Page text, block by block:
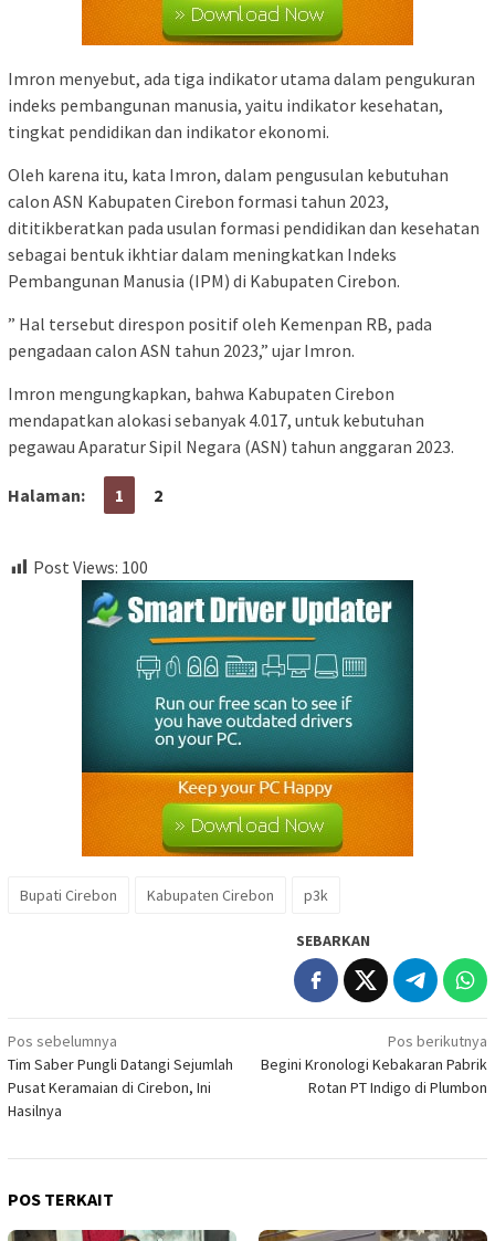
Imron menyebut, ada tiga indikator utama dalam pengukuran
indeks pembangunan manusia, yaitu indikator kesehatan,
tingkat pendidikan dan indikator ekonomi.
Oleh karena itu, kata Imron, dalam pengusulan kebutuhan
calon ASN Kabupaten Cirebon formasi tahun 2023,
dititikberatkan pada usulan formasi pendidikan dan kesehatan
sebagai bentuk ikhtiar dalam meningkatkan Indeks
Pembangunan Manusia (IPM) di Kabupaten Cirebon.
” Hal tersebut direspon positif oleh Kemenpan RB, pada
pengadaan calon ASN tahun 2023,” ujar Imron.
Imron mengungkapkan, bahwa Kabupaten Cirebon
mendapatkan alokasi sebanyak 4.017, untuk kebutuhan
pegawau Aparatur Sipil Negara (ASN) tahun anggaran 2023.
Halaman: 1 2
Post Views: 100
Bupati Cirebon Kabupaten Cirebon p3k
SEBARKAN
Navigasi
pos
Pos sebelumnya
Tim Saber Pungli Datangi Sejumlah
Pusat Keramaian di Cirebon, Ini
Hasilnya
Pos berikutnya
Begini Kronologi Kebakaran Pabrik
Rotan PT Indigo di Plumbon
POS TERKAIT